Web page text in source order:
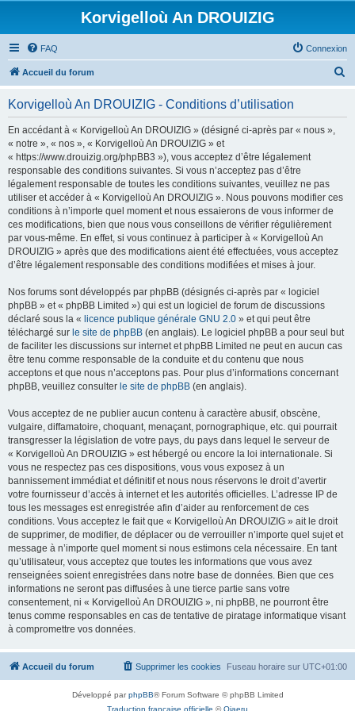
Korvigelloù An DROUIZIG
FAQ Connexion
Accueil du forum
Korvigelloù An DROUIZIG - Conditions d’utilisation
En accédant à « Korvigelloù An DROUIZIG » (désigné ci-après par « nous »,
« notre », « nos », « Korvigelloù An DROUIZIG » et
« https://www.drouizig.org/phpBB3 »), vous acceptez d’être légalement
responsable des conditions suivantes. Si vous n’acceptez pas d’être
légalement responsable de toutes les conditions suivantes, veuillez ne pas
utiliser et accéder à « Korvigelloù An DROUIZIG ». Nous pouvons modifier ces
conditions à n’importe quel moment et nous essaierons de vous informer de
ces modifications, bien que nous vous conseillons de vérifier régulièrement
par vous-même. En effet, si vous continuez à participer à « Korvigelloù An
DROUIZIG » après que des modifications aient été effectuées, vous acceptez
d’être légalement responsable des conditions modifiées et mises à jour.
Nos forums sont développés par phpBB (désignés ci-après par « logiciel
phpBB » et « phpBB Limited ») qui est un logiciel de forum de discussions
déclaré sous la « licence publique générale GNU 2.0 » et qui peut être
téléchargé sur le site de phpBB (en anglais). Le logiciel phpBB a pour seul but
de faciliter les discussions sur internet et phpBB Limited ne peut en aucun cas
être tenu comme responsable de la conduite et du contenu que nous
acceptons et que nous n’acceptons pas. Pour plus d’informations concernant
phpBB, veuillez consulter le site de phpBB (en anglais).
Vous acceptez de ne publier aucun contenu à caractère abusif, obscène,
vulgaire, diffamatoire, choquant, menaçant, pornographique, etc. qui pourrait
transgresser la législation de votre pays, du pays dans lequel le serveur de
« Korvigelloù An DROUIZIG » est hébergé ou encore la loi internationale. Si
vous ne respectez pas ces dispositions, vous vous exposez à un
bannissement immédiat et définitif et nous nous réservons le droit d’avertir
votre fournisseur d’accès à internet et les autorités officielles. L’adresse IP de
tous les messages est enregistrée afin d’aider au renforcement de ces
conditions. Vous acceptez le fait que « Korvigelloù An DROUIZIG » ait le droit
de supprimer, de modifier, de déplacer ou de verrouiller n’importe quel sujet et
message à n’importe quel moment si nous estimons cela nécessaire. En tant
qu’utilisateur, vous acceptez que toutes les informations que vous avez
renseignées soient enregistrées dans notre base de données. Bien que ces
informations ne seront pas diffusées à une tierce partie sans votre
consentement, ni « Korvigelloù An DROUIZIG », ni phpBB, ne pourront être
tenus comme responsables en cas de tentative de piratage informatique visant
à compromettre vos données.
Accueil du forum Fuseau horaire sur UTC+01:00
Supprimer les cookies
Développé parphpBB® Forum Software © phpBB Limited
Traduction française officielle ©Qiaeru